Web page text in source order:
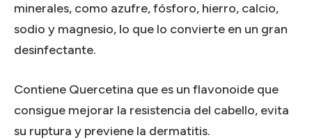
minerales, como azufre, fósforo, hierro, calcio,
sodio y magnesio, lo que lo convierte en un gran
desinfectante.
Contiene Quercetina que es un flavonoide que
consigue mejorar la resistencia del cabello, evita
su ruptura y previene la dermatitis.